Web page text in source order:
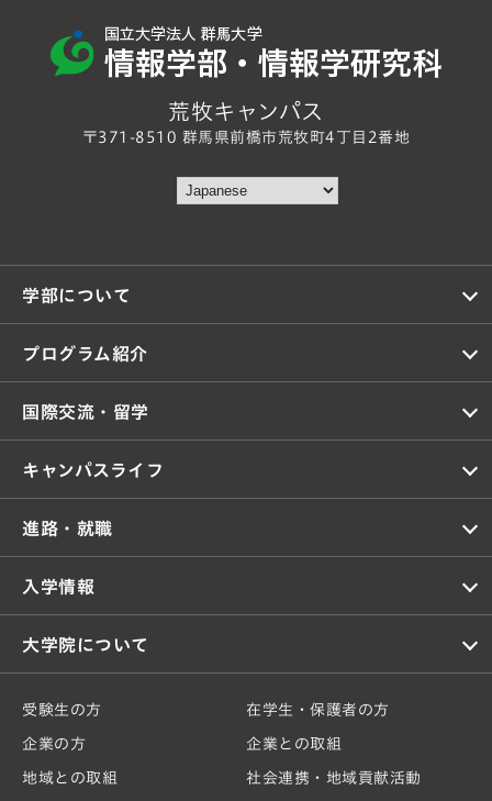
荒牧キャンパス
〒371-8510 群馬県前橋市荒牧町4丁目2番地
学部について
プログラム紹介
国際交流・留学
キャンパスライフ
進路・就職
入学情報
大学院について
受験生の方 在学生・保護者の方
企業の方 企業との取組
地域との取組 社会連携・地域貢献活動